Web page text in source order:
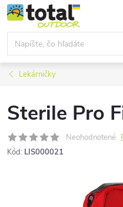
Prejsť
na
obsah
Lekárničky
Sterile Pro
Neohodnotené
Kód: LIS000021